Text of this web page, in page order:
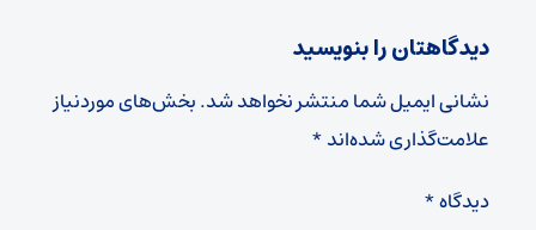
دیدگاهتان را بنویسید
نشانی ایمیل شما منتشر نخواهد شد.بخش‌های موردنیاز
علامت‌گذاری شده‌اند*
دیدگاه*